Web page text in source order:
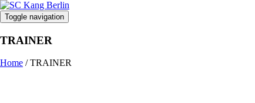
Toggle navigation
TRAINER
Home / TRAINER